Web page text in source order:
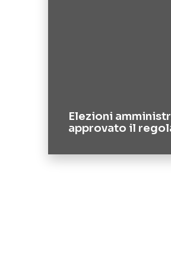
Elezioni
approvato il